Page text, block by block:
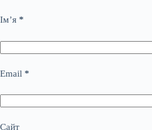
Ім’я *
Email *
Сайт